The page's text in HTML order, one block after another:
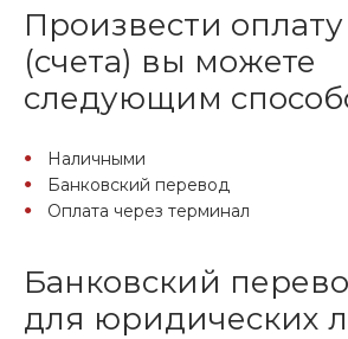
Произвести оплату
(счета) вы можете
следующим
Наличными
Банковский перевод
Оплата через терминал
Банковский
для юридических